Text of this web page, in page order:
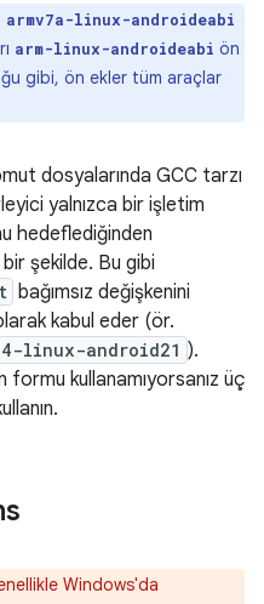
armv7a-linux-androideabi
arm-linux-androideabi ön
gibi, ön ekler tüm araçlar
dosyalarında GCC tarzı
yalnızca bir işletim
hedeflediğinden
şekilde. Bu gibi
bağımsız değişkenini
kabul eder (ör.
linux-android21 ).
formu kullanamıyorsanız üç
Windows'da